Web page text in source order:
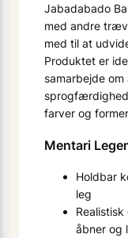
Jabadabado
med andre
med til at
Produktet er
samarbejde om
farver og
Mentari
Holdbar
leg
åbner og